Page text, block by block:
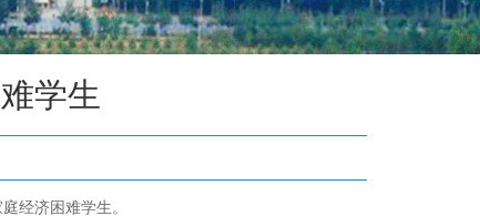
学生
经济困难学生。